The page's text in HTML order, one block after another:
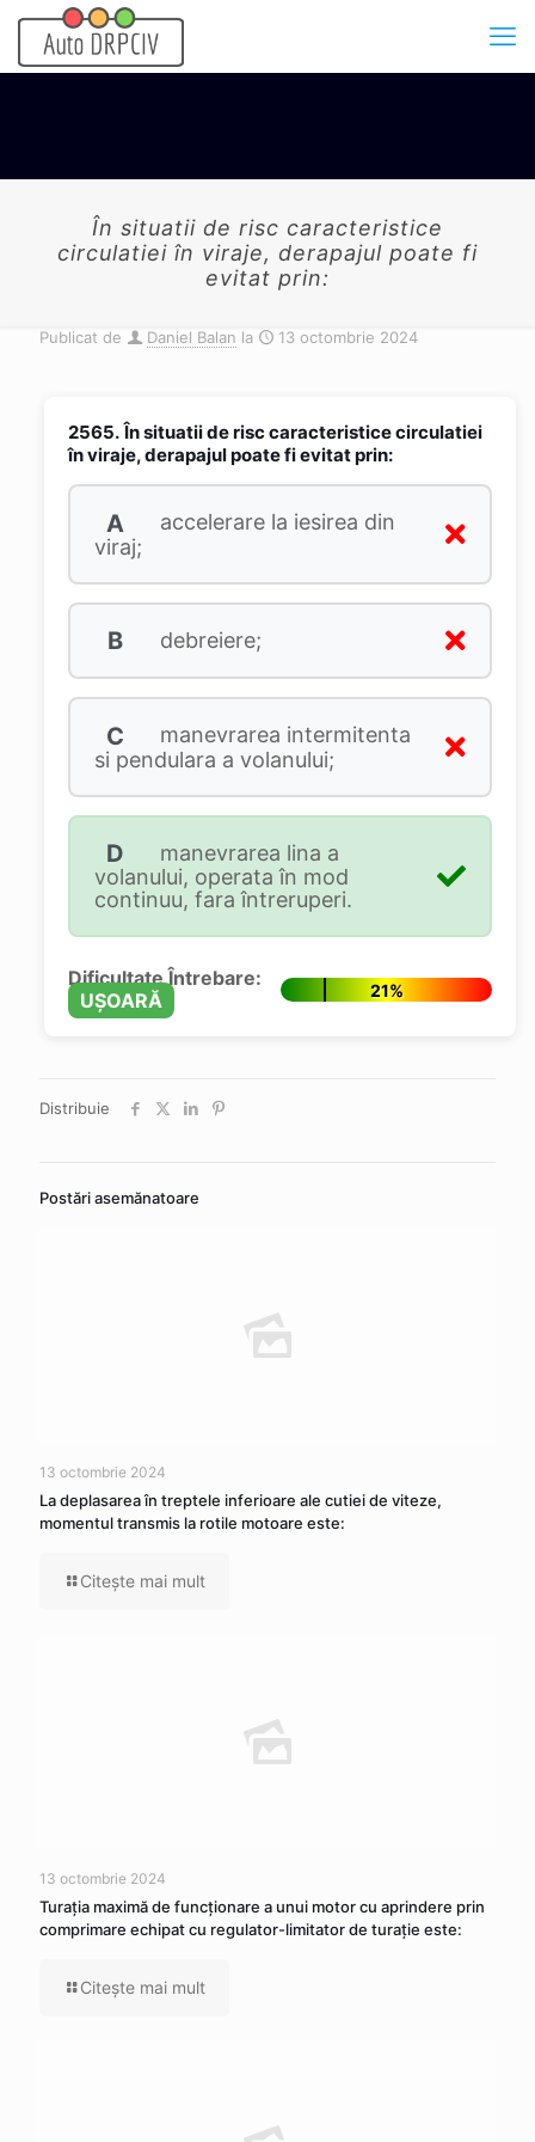
În situatii de risc caracteristice
circulatiei în viraje, derapajul poate fi
evitat prin:
Publicat de Daniel Balan la 13 octombrie 2024
2565. În situatii de risc caracteristice circulatiei
în viraje, derapajul poate fi evitat prin:
A
accelerare la iesirea din
viraj;
B debreiere;
C
manevrarea intermitenta
si pendulara a volanului;
D
manevrarea lina a
volanului, operata în mod
continuu, fara întreruperi.
Dificultate Întrebare:
UȘOARĂ
21%
Distribuie
Postări asemănatoare
13 octombrie 2024
La deplasarea în treptele inferioare ale cutiei de viteze,
momentul transmis la rotile motoare este:
Citeşte mai mult
13 octombrie 2024
Turația maximă de funcționare a unui motor cu aprindere prin
comprimare echipat cu regulator-limitator de turație este:
Citeşte mai mult